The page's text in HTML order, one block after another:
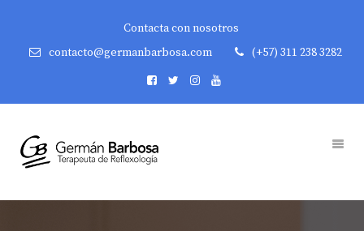
Contacta con nosotros
contacto@germanbarbosa.com
(+57) 311 238 3282